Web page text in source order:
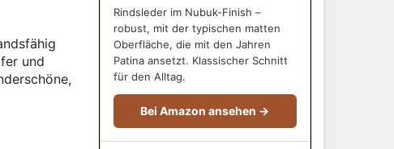
und
Rindsleder im Nubuk-Finish –
robust, mit der typischen matten
Oberfläche, die mit den Jahren
Patina ansetzt. Klassischer Schnitt
für den Alltag.
Bei Amazon ansehen →